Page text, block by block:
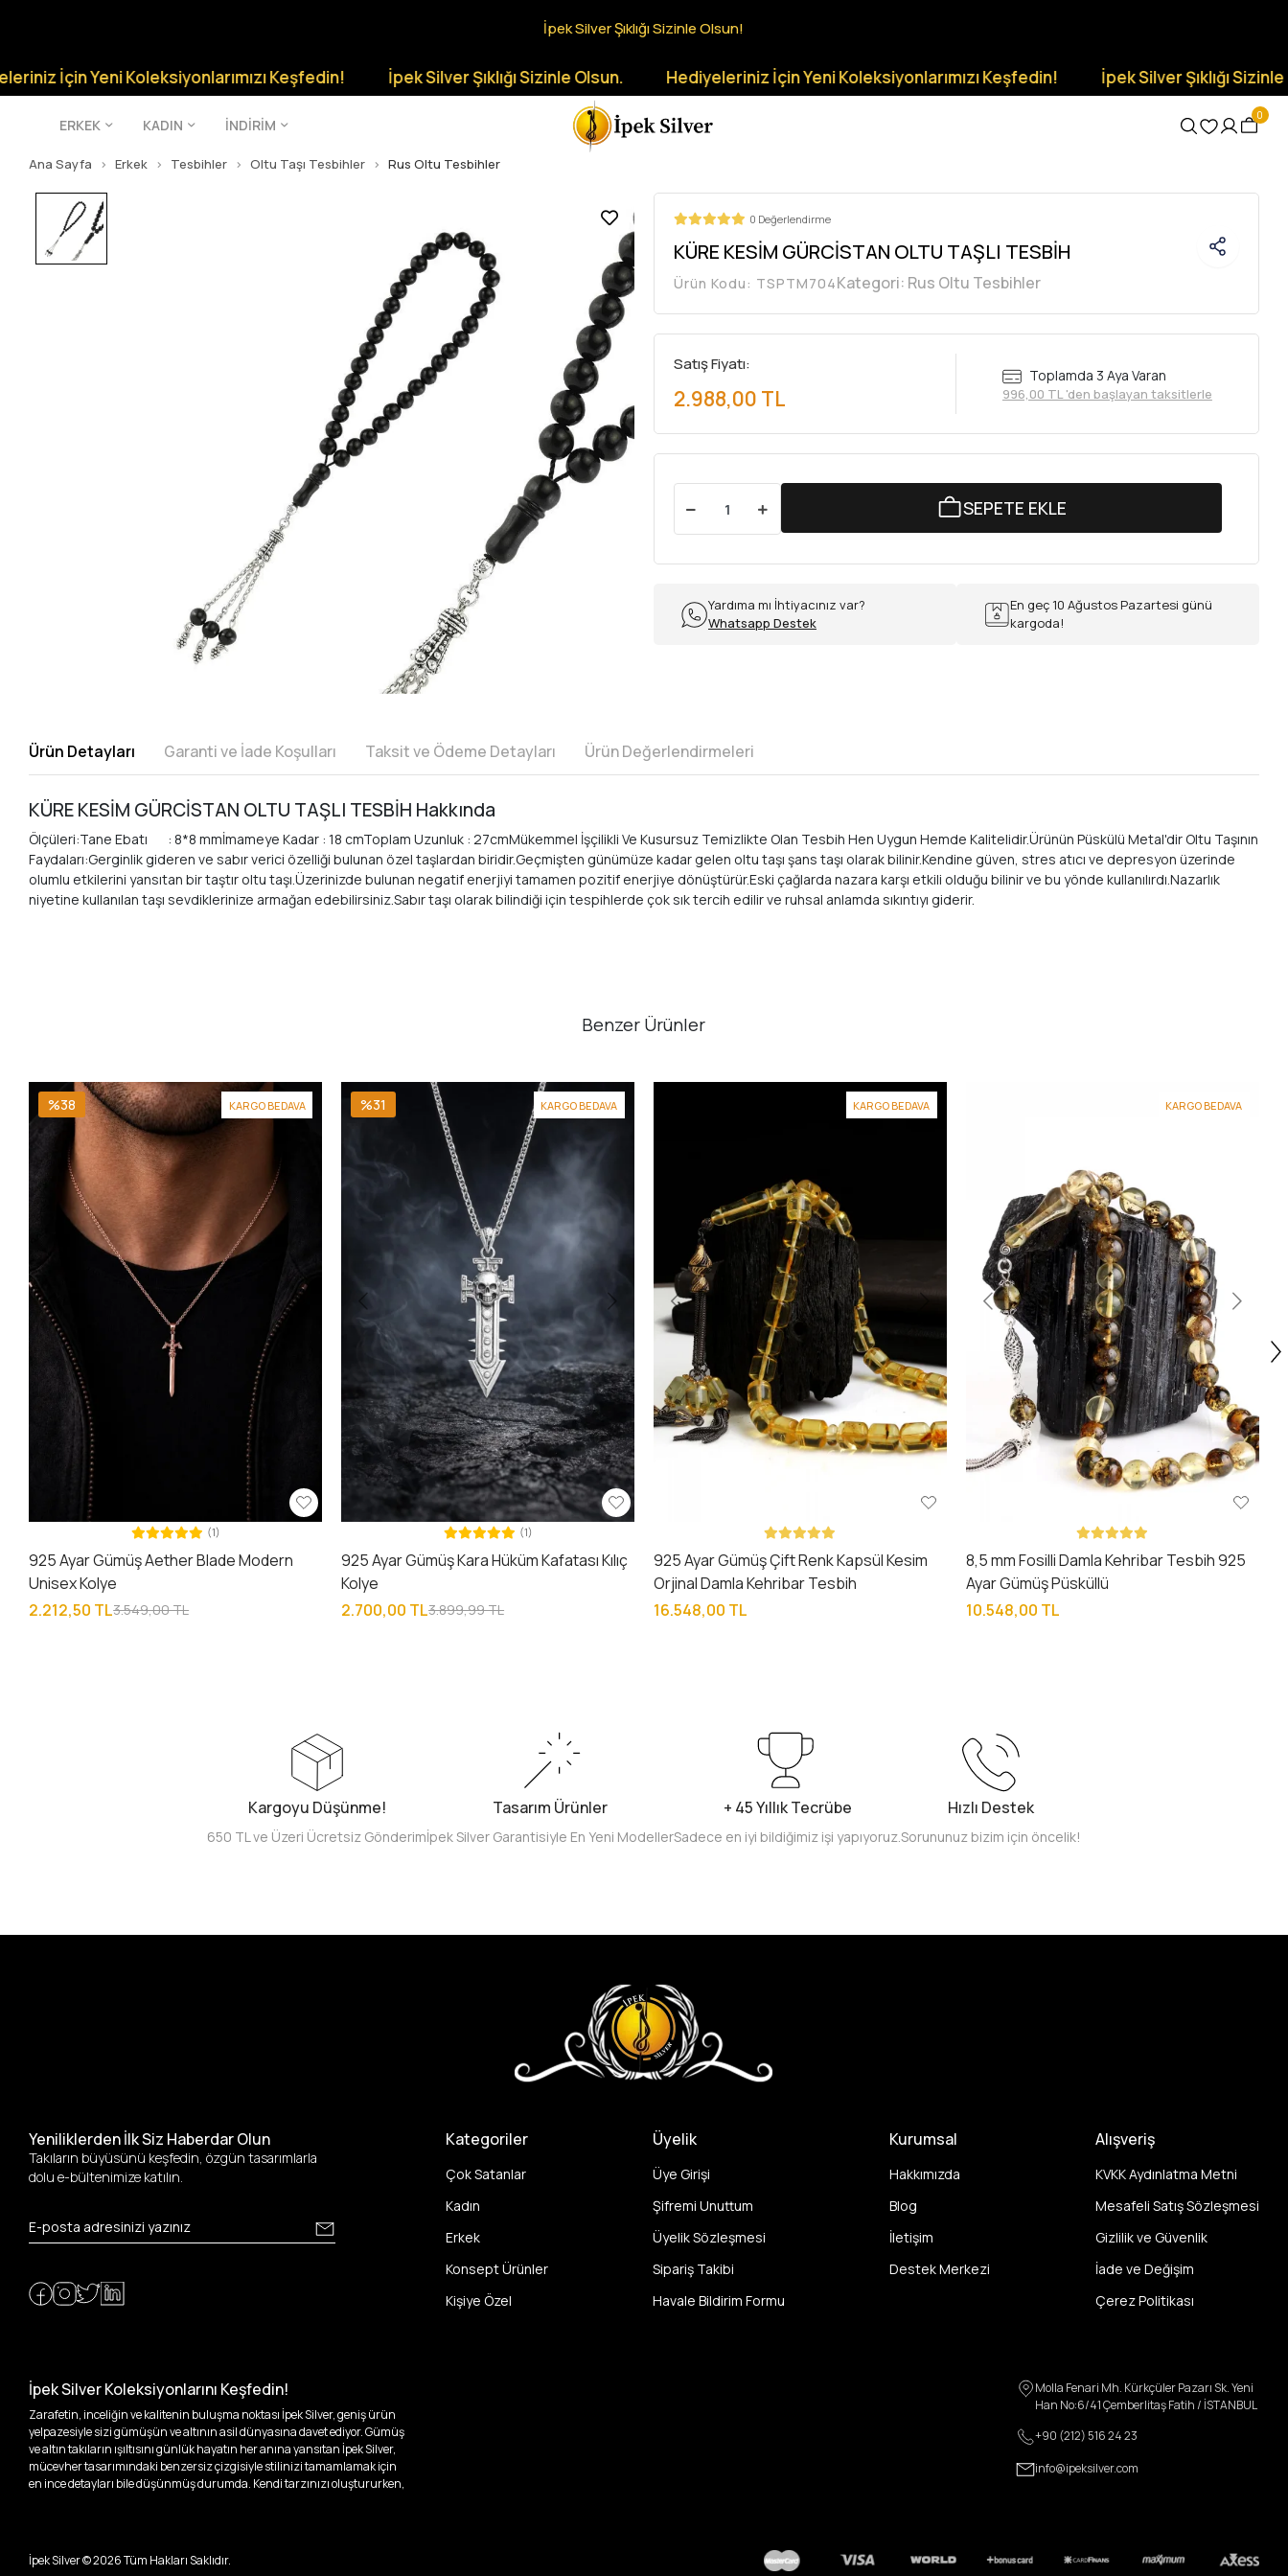
İpek Silver Şıklığı Sizinle Olsun!
Yeni Koleksiyonlarımızı Keşfedin! İpek Silver Şıklığı Sizinle Olsun. Hediyeleriniz İçin Yeni Koleksiyonlarımızı Keşfedin! İpek Silver Şıklığı Sizinle Olsun.
ERKEK KADIN İNDİRİM
0
Ana Sayfa Erkek Tesbihler Oltu Taşı Tesbihler Rus Oltu Tesbihler
0 Değerlendirme
KÜRE KESİM GÜRCİSTAN OLTU TAŞLI TESBİH
Ürün Kodu: TSPTM704Kategori: Rus Oltu Tesbihler
Satış Fiyatı:
2.988,00 TL
Toplamda 3 Aya Varan
996,00 TL 'den başlayan taksitlerle
SEPETE EKLE
Yardıma mı İhtiyacınız var?
Whatsapp Destek
En geç 10 Ağustos Pazartesi günü
kargoda!
Ürün Detayları Garanti ve İade Koşulları Taksit ve Ödeme Detayları Ürün Değerlendirmeleri
KÜRE KESİM GÜRCİSTAN OLTU TAŞLI TESBİH Hakkında
Ölçüleri:Tane Ebatı : 8*8 mmİmameye Kadar : 18 cmToplam Uzunluk : 27cmMükemmel İşçilikli Ve Kusursuz Temizlikte Olan Tesbih Hen Uygun Hemde Kalitelidir.Ürünün Püskülü Metal'dir Oltu Taşının
Faydaları:Gerginlik gideren ve sabır verici özelliği bulunan özel taşlardan biridir.Geçmişten günümüze kadar gelen oltu taşı şans taşı olarak bilinir.Kendine güven, stres atıcı ve depresyon üzerinde
olumlu etkilerini yansıtan bir taştır oltu taşı.Üzerinizde bulunan negatif enerjiyi tamamen pozitif enerjiye dönüştürür.Eski çağlarda nazara karşı etkili olduğu bilinir ve bu yönde kullanılırdı.Nazarlık
niyetine kullanılan taşı sevdiklerinize armağan edebilirsiniz.Sabır taşı olarak bilindiği için tespihlerde çok sık tercih edilir ve ruhsal anlamda sıkıntıyı giderir.
Benzer Ürünler
KARGO BEDAVA
%38
(1)
925 Ayar Gümüş Aether Blade Modern
Unisex Kolye
2.212,50 TL3.549,00 TL
KARGO BEDAVA
%31
(1)
925 Ayar Gümüş Kara Hüküm Kafatası Kılıç
Kolye
2.700,00 TL3.899,99 TL
KARGO BEDAVA
925 Ayar Gümüş Çift Renk Kapsül Kesim
Orjinal Damla Kehribar Tesbih
16.548,00 TL
KARGO BEDAVA
8,5 mm Fosilli Damla Kehribar Tesbih 925
Ayar Gümüş Püsküllü
10.548,00 TL
Kargoyu Düşünme!
650 TL ve Üzeri Ücretsiz Gönderim
Tasarım Ürünler
İpek Silver Garantisiyle En Yeni Modeller
+ 45 Yıllık Tecrübe
Sadece en iyi bildiğimiz işi yapıyoruz.
Hızlı Destek
Sorununuz bizim için öncelik!
Yeniliklerden İlk Siz Haberdar Olun
Takıların büyüsünü keşfedin, özgün tasarımlarla
dolu e-bültenimize katılın.
Kategoriler
Çok Satanlar
Kadın
Erkek
Konsept Ürünler
Kişiye Özel
Üyelik
Üye Girişi
Şifremi Unuttum
Üyelik Sözleşmesi
Sipariş Takibi
Havale Bildirim Formu
Kurumsal
Hakkımızda
Blog
İletişim
Destek Merkezi
Alışveriş
KVKK Aydınlatma Metni
Mesafeli Satış Sözleşmesi
Gizlilik ve Güvenlik
İade ve Değişim
Çerez Politikası
İpek Silver Koleksiyonlarını Keşfedin!
Zarafetin, inceliğin ve kalitenin buluşma noktası İpek Silver, geniş ürün
yelpazesiyle sizi gümüşün ve altının asil dünyasına davet ediyor. Gümüş
ve altın takıların ışıltısını günlük hayatın her anına yansıtan İpek Silver,
mücevher tasarımındaki benzersiz çizgisiyle stilinizi tamamlamak için
en ince detayları bile düşünmüş durumda. Kendi tarzınızı oluştururken,
İpek Silver’da her bir parça, sizin benzersiz hikayenizi anlatıyor. İster
kendinizi ifade etmek için özel bir parça arayışında olun, ister
Molla Fenari Mh. Kürkçüler Pazarı Sk. Yeni
Han No:6/41 Çemberlitaş Fatih / İSTANBUL
+90 (212) 516 24 23
info@ipeksilver.com
İpek Silver ©2026Tüm Hakları Saklıdır.